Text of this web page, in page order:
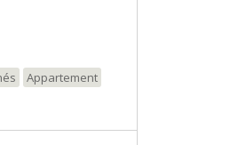
Appartement